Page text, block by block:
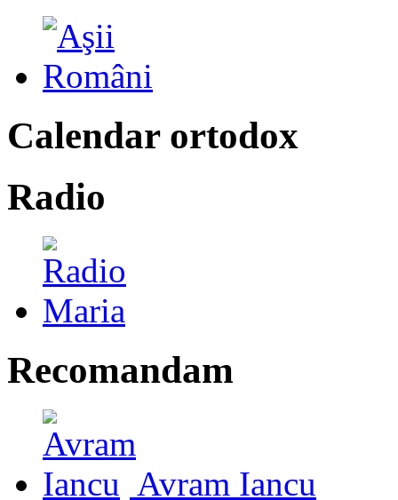
Calendar ortodox
Radio
Recomandam
Avram Iancu